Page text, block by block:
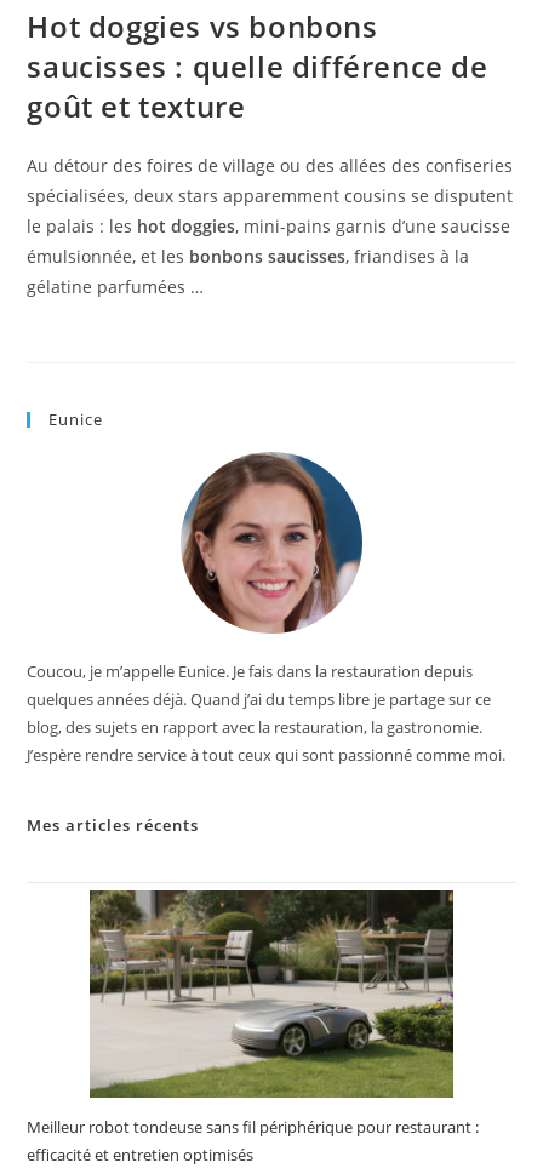
Hot doggies vs bonbons
saucisses : quelle différence de
goût et texture
Au détour des foires de village ou des allées des confiseries
spécialisées, deux stars apparemment cousins se disputent
le palais : les hot doggies, mini-pains garnis d’une saucisse
émulsionnée, et les bonbons saucisses, friandises à la
gélatine parfumées …
Eunice
Coucou, je m’appelle Eunice. Je fais dans la restauration depuis
quelques années déjà. Quand j’ai du temps libre je partage sur ce
blog, des sujets en rapport avec la restauration, la gastronomie.
J’espère rendre service à tout ceux qui sont passionné comme moi.
Mes articles récents
Meilleur robot tondeuse sans fil périphérique pour restaurant :
efficacité et entretien optimisés